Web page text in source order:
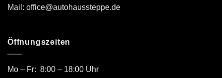
Mail: office@autohaussteppe.de
Öffnungszeiten
Mo – Fr: 8:00 – 18:00 Uhr